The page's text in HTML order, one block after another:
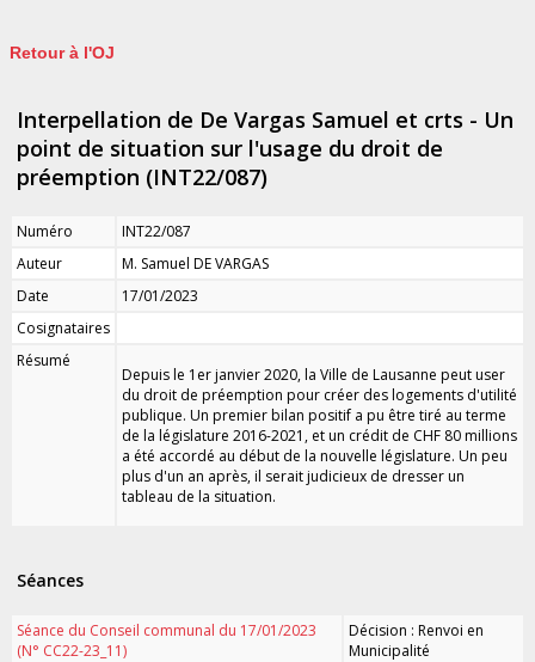
Retour à l'OJ
Interpellation de De Vargas Samuel et crts - Un
point de situation sur l'usage du droit de
préemption (INT22/087)
Numéro
INT22/087
Auteur
M. Samuel DE VARGAS
Date
17/01/2023
Cosignataires
Résumé
Depuis le 1er janvier 2020, la Ville de Lausanne peut user
du droit de préemption pour créer des logements d'utilité
publique. Un premier bilan positif a pu être tiré au terme
de la législature 2016-2021, et un crédit de CHF 80 millions
a été accordé au début de la nouvelle législature. Un peu
plus d'un an après, il serait judicieux de dresser un
tableau de la situation.
Séances
Séance du Conseil communal du 17/01/2023
(N° CC22-23_11)
Décision : Renvoi en
Municipalité